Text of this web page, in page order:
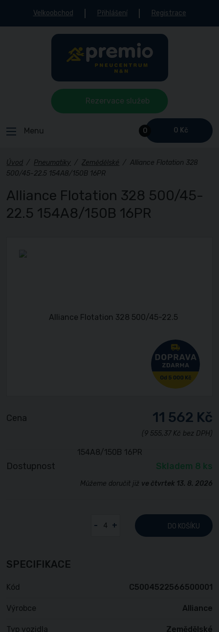
Velkoobchod Přihlášení Registrace
0 0 Kč
Menu
Rezervace služeb
Úvod / Pneumatiky / Zemědělské / Alliance Flotation 328
500/45-22.5 154A8/150B 16PR
Alliance Flotation 328 500/45-
22.5 154A8/150B 16PR
Cena 11 562 Kč
(9 555,37 Kč bez DPH)
Dostupnost Skladem 8 ks
Můžeme doručit již ve čtvrtek 13. 8. 2026
- + DO KOŠÍKU
SPECIFIKACE
Kód C5004522566500001
Výrobce Alliance
Typ vozidla Zemědělské